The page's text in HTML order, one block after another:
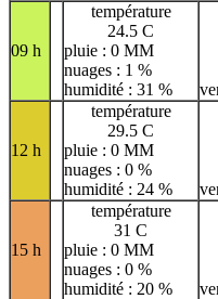
09 h
température
24.5 C
pluie : 0 MM
nuages : 1 %
humidité : 31 %
12 h
température
29.5 C
pluie : 0 MM
nuages : 0 %
humidité : 24 %
15 h
température
31 C
pluie : 0 MM
nuages : 0 %
humidité : 20 %